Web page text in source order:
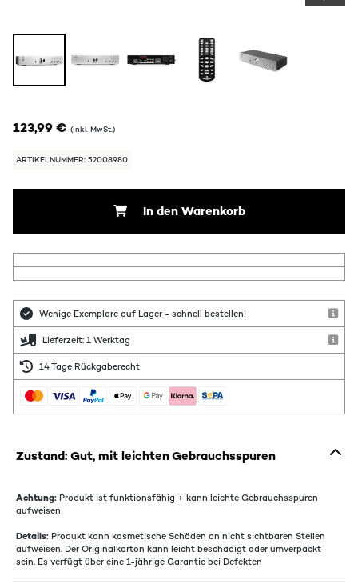
123,99 € (inkl. MwSt.)
ARTIKELNUMMER: 52008980
In den Warenkorb
Wenige Exemplare auf Lager - schnell bestellen!
Lieferzeit: 1 Werktag
14 Tage Rückgaberecht
Zustand: Gut, mit leichten Gebrauchsspuren
Achtung: Produkt ist funktionsfähig + kann leichte Gebrauchsspuren
aufweisen
Details: Produkt kann kosmetische Schäden an nicht sichtbaren Stellen
aufweisen. Der Originalkarton kann leicht beschädigt oder umverpackt
sein. Es verfügt über eine 1-jährige Garantie bei Defekten